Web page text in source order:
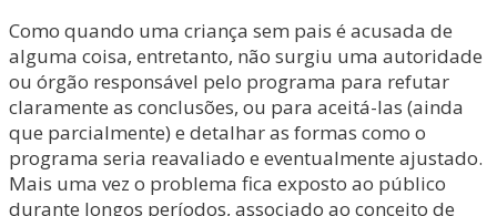
Como quando uma criança sem pais é acusada de
alguma coisa, entretanto, não surgiu uma autoridade
ou órgão responsável pelo programa para refutar
claramente as conclusões, ou para aceitá-las (ainda
que parcialmente) e detalhar as formas como o
programa seria reavaliado e eventualmente ajustado.
Mais uma vez o problema fica exposto ao público
durante longos períodos, associado ao conceito de